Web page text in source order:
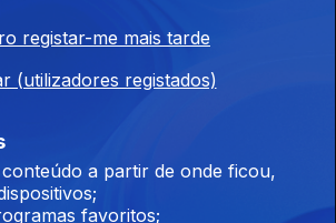
Arronches
registar-me mais tarde
(utilizadores registados)
a partir de onde ficou,
favoritos;